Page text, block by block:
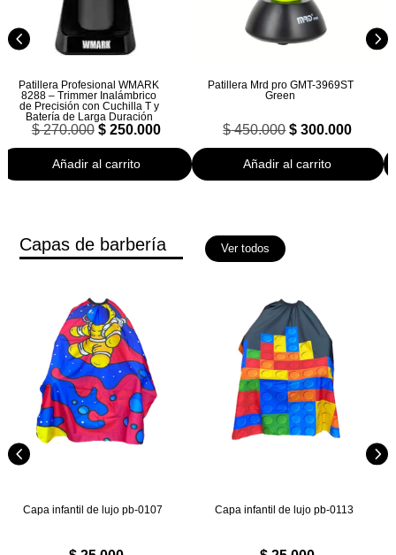
Patillera Profesional WMARK
8288 – Trimmer Inalámbrico
de Precisión con Cuchilla T y
Batería de Larga Duración
$270.000 El
precio
$250.000El
precio
actual
Añadir al carrito
Patillera Mrd pro GMT-3969ST
Green
$450.000 El
precio
$ 300.000El
precio
actual
Añadir al carrito
Capas de barbería Ver todos
Capa infantil de lujo pb-0107 Capa infantil de lujo pb-0113